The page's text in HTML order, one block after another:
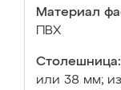
Материал
ПВХ
Столешница:
или 38 мм;